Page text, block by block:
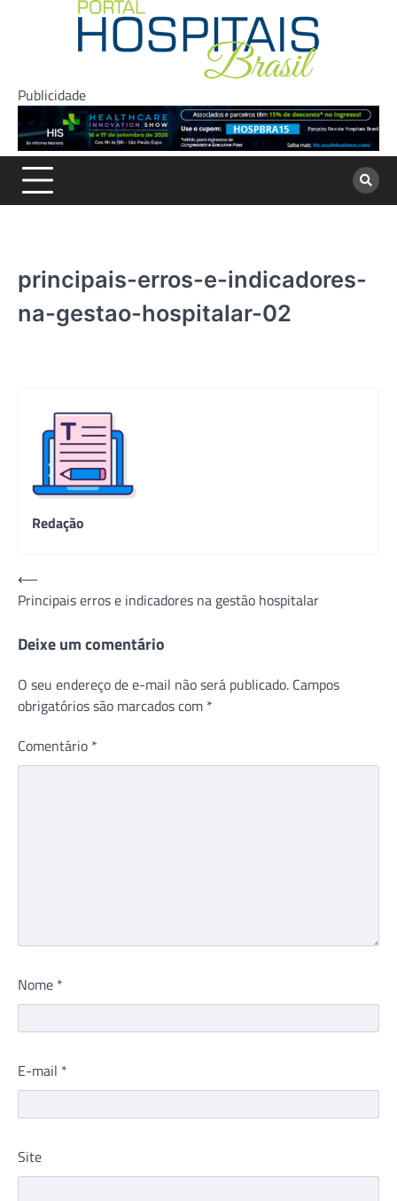
Publicidade
principais-erros-e-indicadores-
na-gestao-hospitalar-02
Redação
Navegação
de
Post
⟵
Principais erros e indicadores na gestão hospitalar
Deixe um comentário
O seu endereço de e-mail não será publicado. Campos
obrigatórios são marcados com *
Comentário *
Nome *
E-mail *
Site